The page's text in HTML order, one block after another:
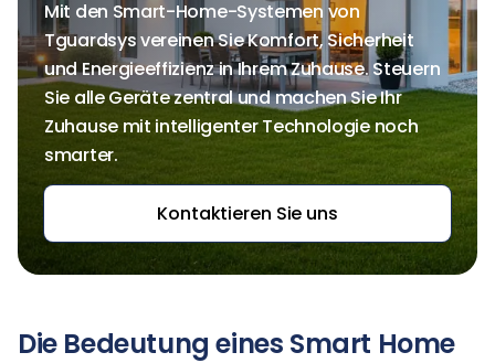
Mit den Smart-Home-Systemen von
Tguardsys vereinen Sie Komfort, Sicherheit
und Energieeffizienz in Ihrem Zuhause. Steuern
Sie alle Geräte zentral und machen Sie Ihr
Zuhause mit intelligenter Technologie noch
smarter.
Kontaktieren Sie uns
Die Bedeutung eines Smart Home